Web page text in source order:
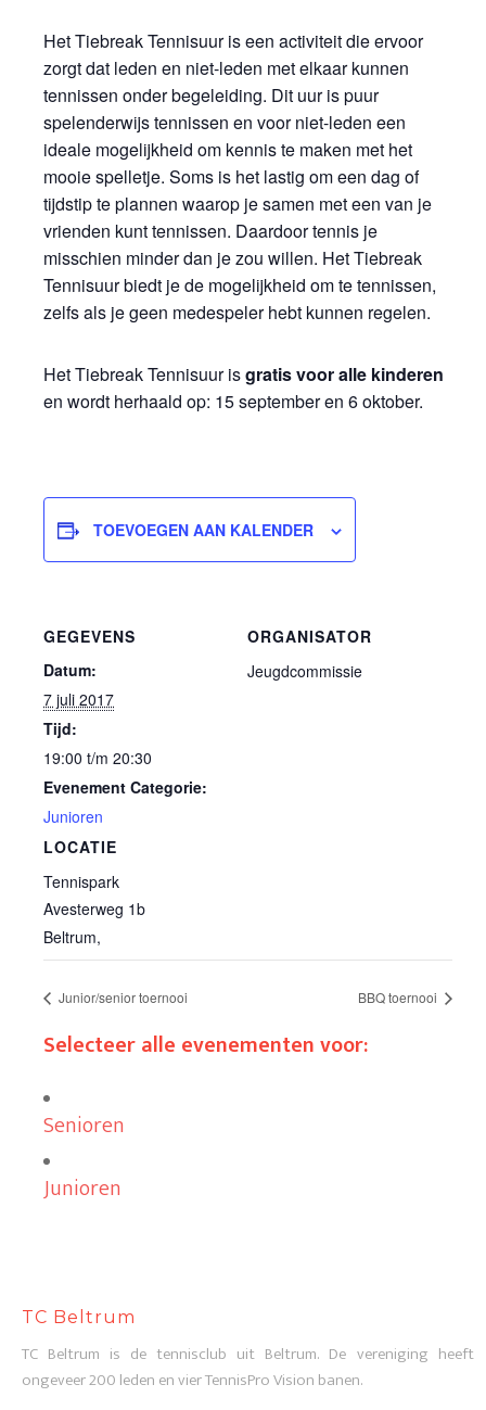
Het Tiebreak Tennisuur is een activiteit die ervoor
zorgt dat leden en niet-leden met elkaar kunnen
tennissen onder begeleiding. Dit uur is puur
spelenderwijs tennissen en voor niet-leden een
ideale mogelijkheid om kennis te maken met het
mooie spelletje. Soms is het lastig om een dag of
tijdstip te plannen waarop je samen met een van je
vrienden kunt tennissen. Daardoor tennis je
misschien minder dan je zou willen. Het Tiebreak
Tennisuur biedt je de mogelijkheid om te tennissen,
zelfs als je geen medespeler hebt kunnen regelen.
Het Tiebreak Tennisuur isgratisvoor alle kinderen
en wordt herhaald op: 15 september en 6 oktober.
TOEVOEGEN AAN KALENDER
GEGEVENS
Datum:
7 juli 2017
Tijd:
19:00 t/m 20:30
Evenement Categorie:
Junioren
LOCATIE
Tennispark
Avesterweg 1b
Beltrum,
ORGANISATOR
Jeugdcommissie
Junior/senior toernooi BBQ toernooi
Selecteer alle evenementen voor:
Senioren
Junioren
TC Beltrum
TC Beltrum is de tennisclub uit Beltrum. De vereniging heeft
ongeveer 200 leden en vier TennisPro Vision banen.